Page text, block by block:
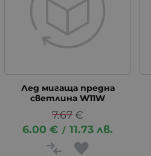
Лед мигаща предна
светлина W11W
7.67€
6.00 € / 11.73 лв.